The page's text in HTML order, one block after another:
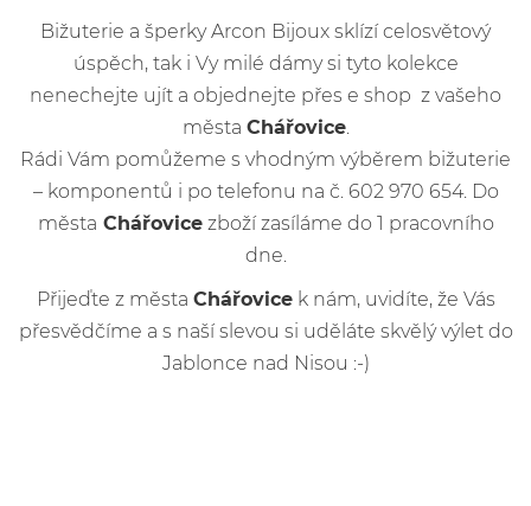
Bižuterie a šperky Arcon Bijoux sklízí celosvětový
úspěch, tak i Vy milé dámy si tyto kolekce
nenechejte ujít a objednejte přes e shop z vašeho
města Chářovice.
Rádi Vám pomůžeme s vhodným výběrem bižuterie
– komponentů i po telefonu na č. 602 970 654. Do
města Chářovicezboží zasíláme do 1 pracovního
dne.
Přijeďte z města Chářovicek nám, uvidíte, že Vás
přesvědčíme a s naší slevou si uděláte skvělý výlet do
Jablonce nad Nisou :-)